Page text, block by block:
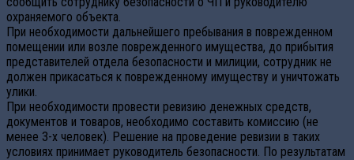
охраняемого объекта.
При необходимости дальнейшего пребывания в поврежденном
помещении или возле поврежденного имущества, до прибытия
представителей отдела безопасности и милиции, сотрудник не
должен прикасаться к поврежденному имуществу и уничтожать
улики.
При необходимости провести ревизию денежных средств,
документов и товаров, необходимо составить комиссию (не
менее 3-х человек). Решение на проведение ревизии в таких
условиях принимает руководитель безопасности. По результатам